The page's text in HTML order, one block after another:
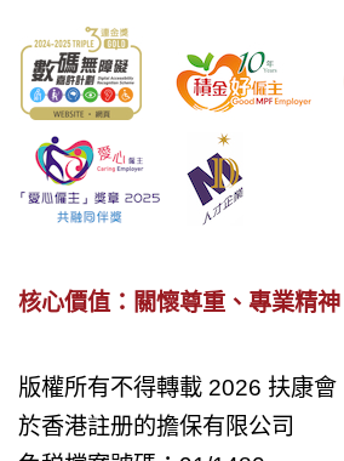
核心價值：關懷尊重、專業精
版權所有不得轉載 2026 扶康會
於香港註册的擔保有限公司